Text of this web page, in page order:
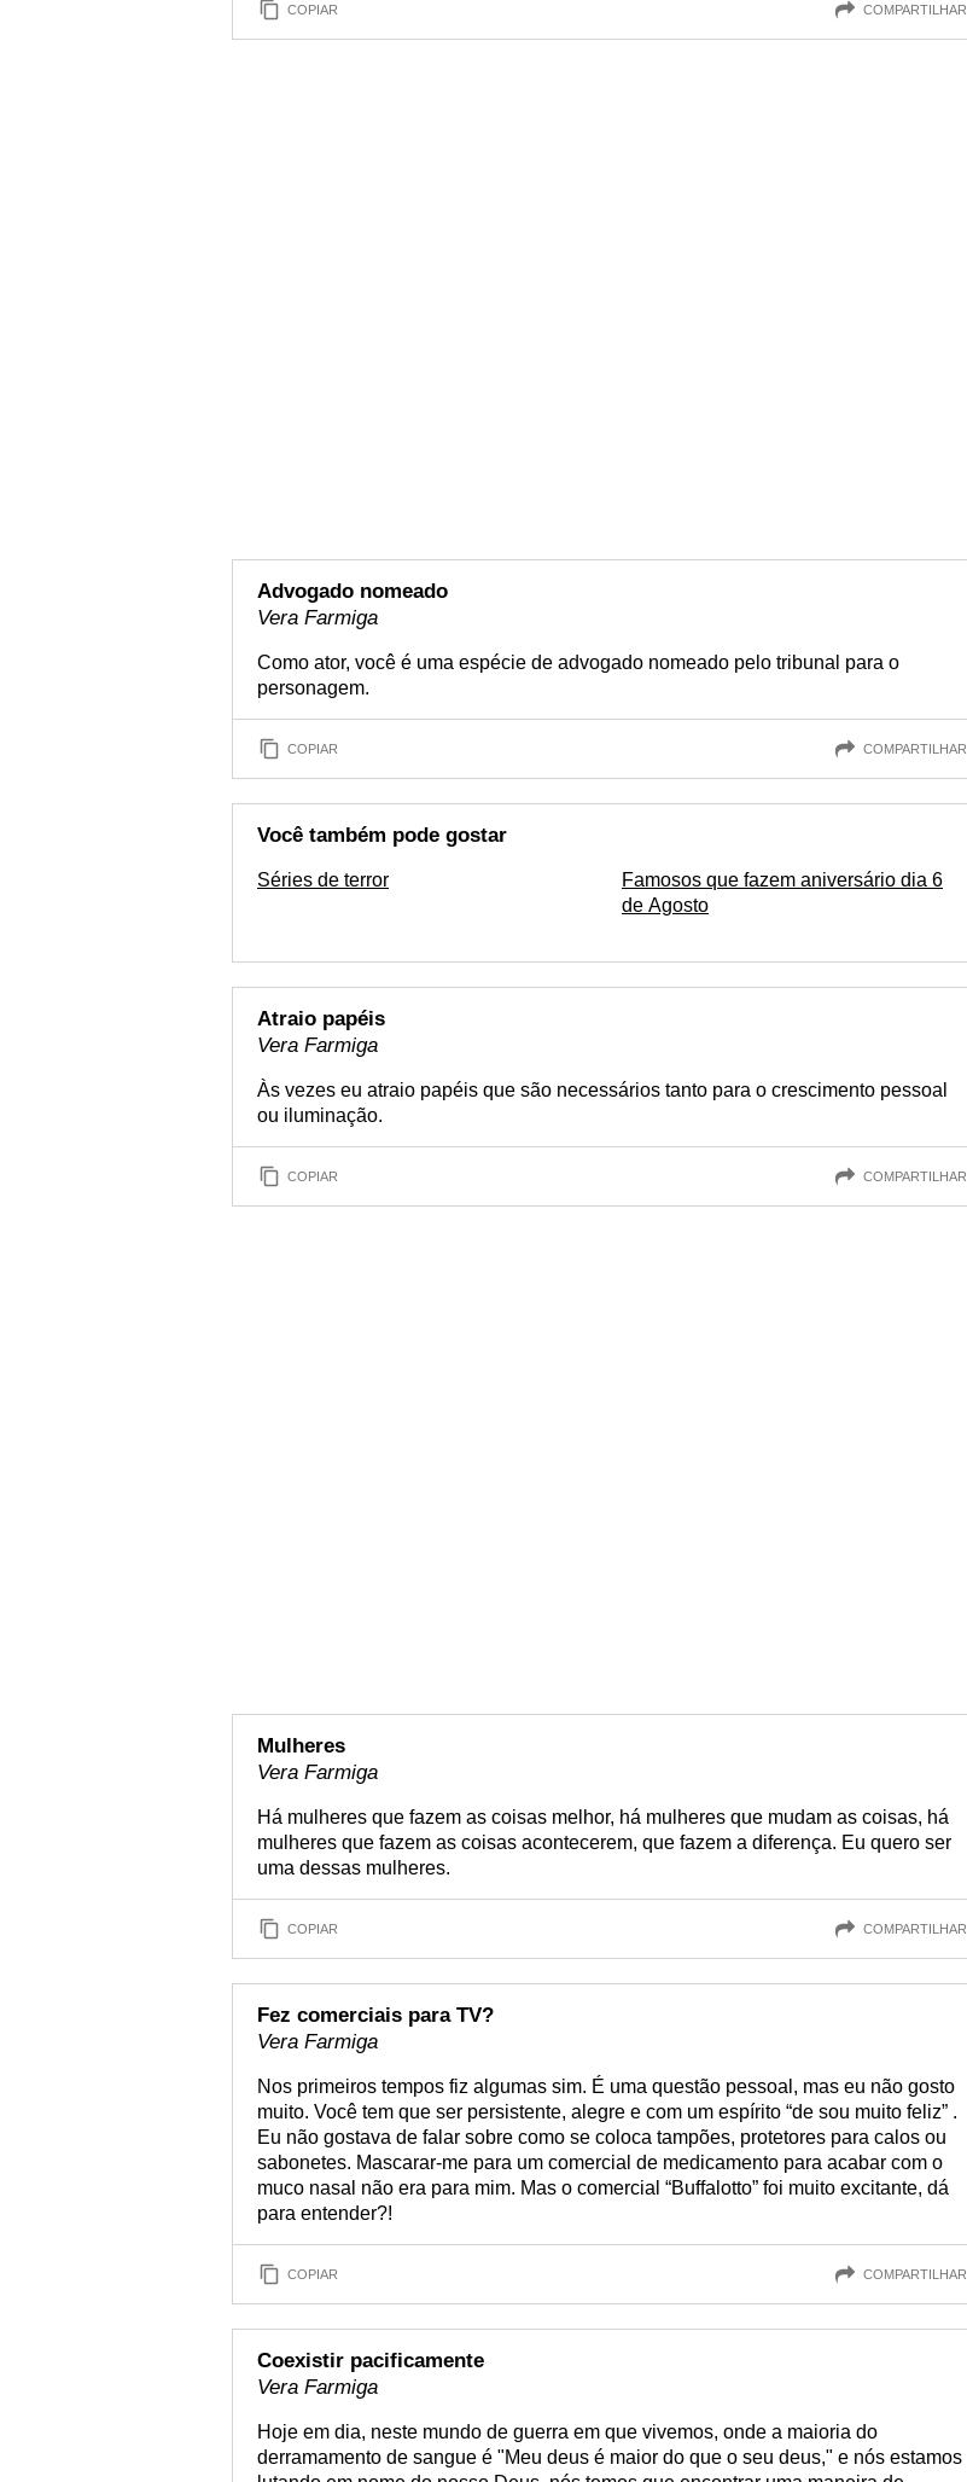
COPIAR COMPARTILHAR
Advogado nomeado
Vera Farmiga
Como ator, você é uma espécie de advogado nomeado pelo tribunal para o
personagem.
COPIAR COMPARTILHAR
Você também pode gostar
Séries de terror
Famosos que fazem aniversário dia 6
de Agosto
Atraio papéis
Vera Farmiga
Às vezes eu atraio papéis que são necessários tanto para o crescimento pessoal
ou iluminação.
COPIAR COMPARTILHAR
Mulheres
Vera Farmiga
Há mulheres que fazem as coisas melhor, há mulheres que mudam as coisas, há
mulheres que fazem as coisas acontecerem, que fazem a diferença. Eu quero ser
uma dessas mulheres.
COPIAR COMPARTILHAR
Fez comerciais para TV?
Vera Farmiga
Nos primeiros tempos fiz algumas sim. É uma questão pessoal, mas eu não gosto
muito. Você tem que ser persistente, alegre e com um espírito “de sou muito feliz” .
Eu não gostava de falar sobre como se coloca tampões, protetores para calos ou
sabonetes. Mascarar-me para um comercial de medicamento para acabar com o
muco nasal não era para mim. Mas o comercial “Buffalotto” foi muito excitante, dá
para entender?!
COPIAR COMPARTILHAR
Coexistir pacificamente
Vera Farmiga
Hoje em dia, neste mundo de guerra em que vivemos, onde a maioria do
derramamento de sangue é "Meu deus é maior do que o seu deus," e nós estamos